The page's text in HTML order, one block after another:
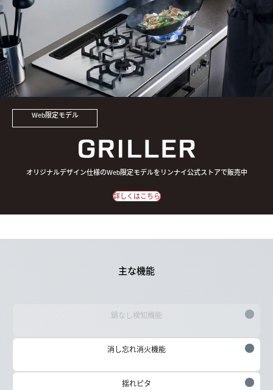
Web限定モデル
オリジナルデザイン仕様のWeb限定モデルをリンナイ公式ストアで販売中
詳しくはこちら
主な機能
鍋なし検知機能
消し忘れ消火機能
揺れピタ